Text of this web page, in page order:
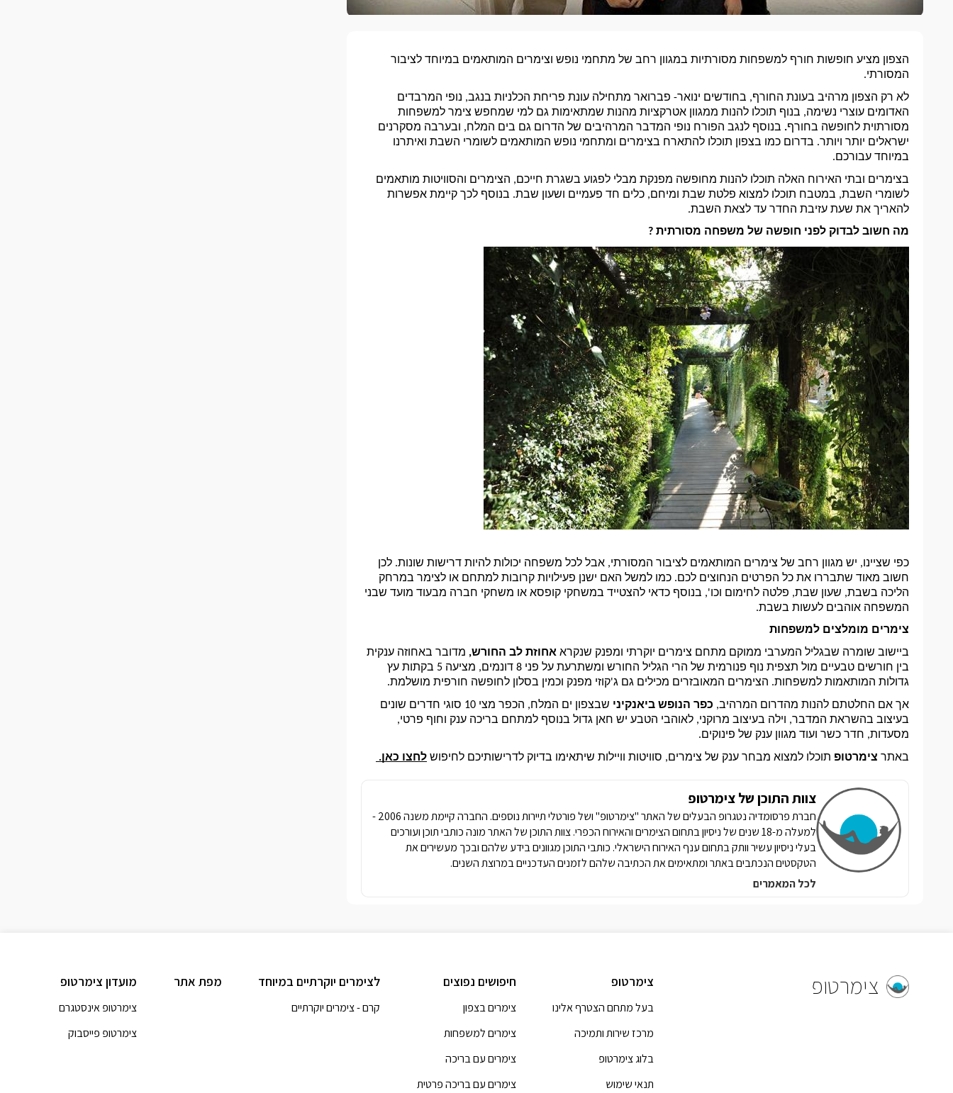
הצפון מציע חופשות חורף למשפחות מסורתיות
המסורתי.
האדומים עוצרי נשימה, בנוף תוכלו להנות ממגוון אטרקציות מהנות שמתאימות גם למי שמחפש צימר למשפחות
מסורתוית לחופשה בחורף.
במיוחד עבורכם.
להאריך את שעת עזיבת החדר עד לצאת השבת.
מה חשוב לבדוק לפני חופשה של משפחה מסורתית ?
המשפחה אוהבים לעשות בשבת.
צימרים מומלצים למשפחות
ביישוב שומרה שבגליל המערבי ממוקם מתחם צימרים יוקרתי ומפנק שנקרא אחוזת לב החורש,
גדולות המותאמות למשפחות. הצימרים המאובזרים מכילים גם ג'קוזי מפנק וכמין בסלון לחופשה חורפית מושלמת.
אך אם החלטתם להנות מהדרום המרהיב, כפר הנופש ביאנקיני
מסעדות, חדר כשר ועוד מגוון ענק של פינוקים.
באתר צימרטופ תוכלו למצוא מבחר ענק של צימרים, סוויטות וויילות שיתאימו בדיוק לדרישותיכם לחיפוש לחצו כאן.
צוות התוכן של צימרטופ
חברת פרסומדיה נטגרופ הבעלים של האתר "צימרטופ" ושל פורטלי תיירות נוספים. החברה קיימת משנה 2006 -
למעלה מ-18 שנים של ניסיון בתחום הצימרים והאירוח הכפרי. צוות התוכן של האתר מונה כותבי תוכן ועורכים
בעלי ניסיון עשיר וותק בתחום ענף האירוח הישראלי. כותבי התוכן מגוונים בידע שלהם ובכך מעשירים את
הטקסטים הנכתבים באתר ומתאימים את הכתיבה שלהם לזמנים העדכניים במרוצת השנים.
לכל המאמרים
צימרטופ צימרטופ
בעל מתחם הצטרף אלינו
מרכז שירות ותמיכה
בלוג צימרטופ
תנאי שימוש
חיפושים נפוצים
צימרים בצפון
צימרים למשפחות
צימרים עם בריכה
צימרים עם בריכה פרטית
לצימרים יוקרתיים במיוחד
קרם - צימרים יוקרתיים
מפת אתר מועדון צימרטופ
צימרטופ אינסטגרם
צימרטופ פייסבוק